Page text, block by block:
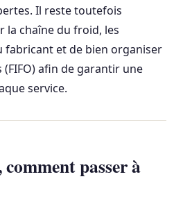
Il reste toutefois
la chaîne du froid, les
fabricant et de bien organiser
afin de garantir une
service.
passer à